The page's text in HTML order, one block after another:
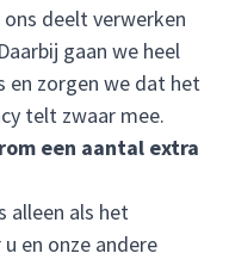
deelt verwerken
gaan we heel
en zorgen we dat het
telt zwaar mee.
een aantal extra
alleen als het
en onze andere